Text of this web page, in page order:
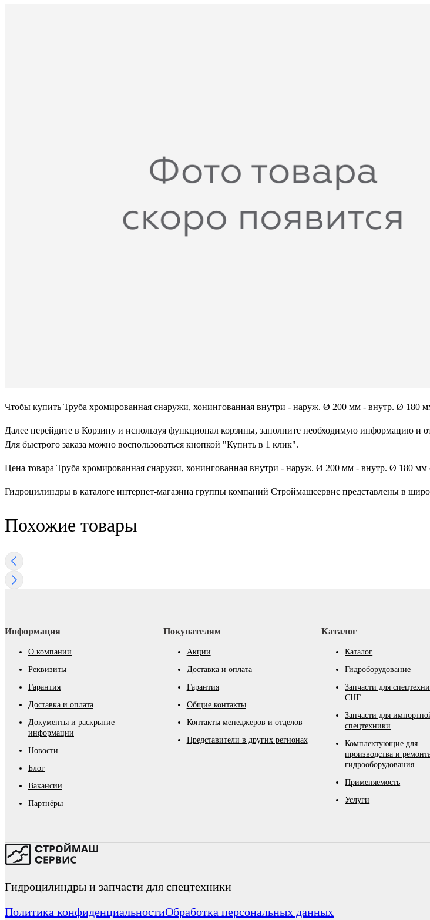
Чтобы купить Труба хромированная снаружи, хонингованная внутри - наруж. Ø 200 мм - внутр. Ø 180
Далее перейдите в Корзину и используя функционал корзины, заполните необходимую информацию и
Для быстрого заказа можно воспользоваться кнопкой "Купить в 1 клик".
Цена товара Труба хромированная снаружи, хонингованная внутри - наруж. Ø 200 мм - внутр. Ø 180 мм
Гидроцилиндры в каталоге интернет-магазина группы компаний Строймашсервис представлены в
Похожие товары
Информация
О компании
Реквизиты
Гарантия
Доставка и оплата
Документы и раскрытие
информации
Новости
Блог
Вакансии
Партнёры
Покупателям
Акции
Доставка и оплата
Гарантия
Общие контакты
Контакты менеджеров и отделов
Представители в других регионах
Каталог
Каталог
Гидроборудование
Запчасти для
СНГ
Запчасти для
спецтехники
Комплектующие для
производства и
гидрооборудования
Применяемость
Услуги
Гидроцилиндры и запчасти для спецтехники
Политика конфиденциальностиОбработка персональных данных